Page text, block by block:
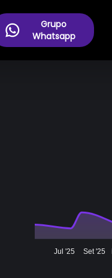
Grupo
Whatsapp
Jul '25 Set '25